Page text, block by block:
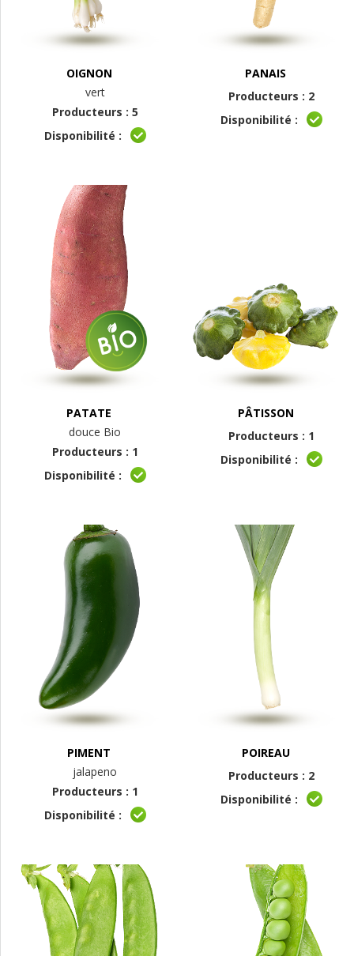
OIGNON
vert
Producteurs : 5
Disponibilité :
PANAIS
Producteurs : 2
Disponibilité :
PATATE
douce Bio
Producteurs : 1
Disponibilité :
PÂTISSON
Producteurs : 1
Disponibilité :
PIMENT
jalapeno
Producteurs : 1
Disponibilité :
POIREAU
Producteurs : 2
Disponibilité :